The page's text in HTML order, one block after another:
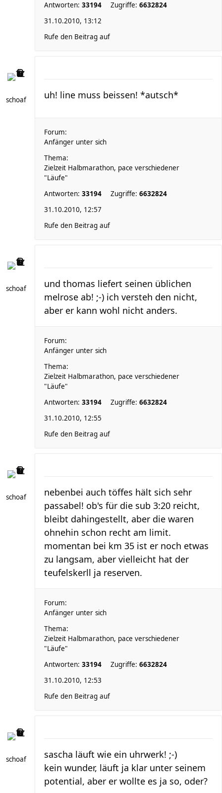
Antworten: 33194 Zugriffe: 6632824
31.10.2010, 13:12
Rufe den Beitrag auf
schoaf uh! line muss beissen! *autsch*
Forum:
Anfänger unter sich
Thema:
Zielzeit Halbmarathon, pace verschiedener
"Läufe"
Antworten: 33194 Zugriffe: 6632824
31.10.2010, 12:57
Rufe den Beitrag auf
schoaf
und thomas liefert seinen üblichen
melrose ab! ;-) ich versteh den nicht,
aber er kann wohl nicht anders.
Forum:
Anfänger unter sich
Thema:
Zielzeit Halbmarathon, pace verschiedener
"Läufe"
Antworten: 33194 Zugriffe: 6632824
31.10.2010, 12:55
Rufe den Beitrag auf
schoaf
nebenbei auch töffes hält sich sehr
passabel! ob's für die sub 3:20 reicht,
bleibt dahingestellt, aber die waren
ohnehin schon recht am limit.
momentan bei km 35 ist er noch etwas
zu langsam, aber vielleicht hat der
teufelskerll ja reserven.
Forum:
Anfänger unter sich
Thema:
Zielzeit Halbmarathon, pace verschiedener
"Läufe"
Antworten: 33194 Zugriffe: 6632824
31.10.2010, 12:53
Rufe den Beitrag auf
schoaf
sascha läuft wie ein uhrwerk! ;-)
kein wunder, läuft ja klar unter seinem
potential, aber er wollte es ja so, oder?